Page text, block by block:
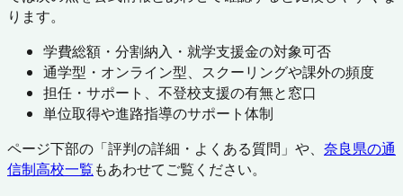
ります。
学費総額・分割納入・就学支援金の対象可否
通学型・オンライン型、スクーリングや課外の頻度
担任・サポート、不登校支援の有無と窓口
単位取得や進路指導のサポート体制
ページ下部の「評判の詳細・よくある質問」や、 奈良県の通
信制高校一覧もあわせてご覧ください。